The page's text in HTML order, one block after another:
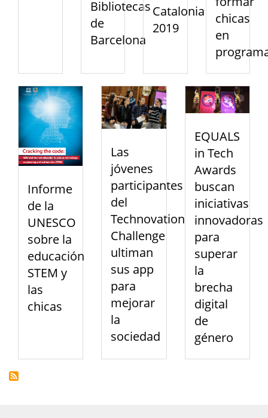
Bibliotecas
de
Barcelona
Catalonia
2019
chicas
en
Informe
de la
UNESCO
sobre la
educación
STEM y
las
chicas
Las
jóvenes
participantes
del
Technovation
Challenge
ultiman
sus app
para
mejorar
la
sociedad
EQUALS
in Tech
Awards
buscan
iniciativas
innovadoras
para
superar
la
brecha
digital
de
género